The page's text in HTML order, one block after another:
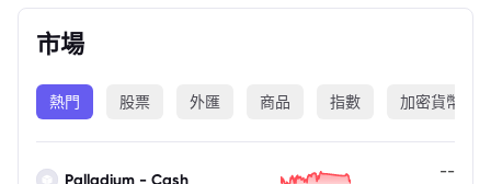
市場
熱門 股票 外匯 商品 指數 加密貨幣
Palladium - Cash --